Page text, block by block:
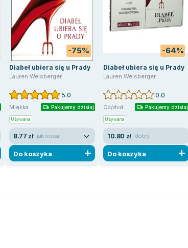
-75%
Diabeł ubiera się u Prady
Lauren Weisberger
5.0
Miękka Pakujemy dzisiaj
Używana
8.77 zł jak nowa
Do koszyka
-64%
Diabeł ubiera się u Prady
Lauren Weisberger
0.0
Cd/dvd Pakujemy dzisiaj
Używana
10.80 zł dobry
Do koszyka